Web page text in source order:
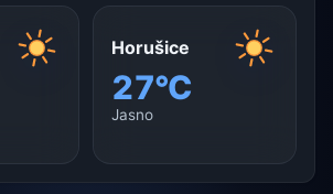
Horušice
27°C
Jasno